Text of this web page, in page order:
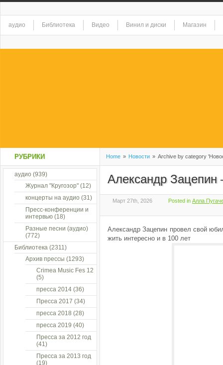
аудио Библиотека Видео Винил и диски Магазин
Home » Новости » Archive by category
Александр
Март 27th, 2026 Posted in Алла
Александр Зацепин провел свой
жить интересно и в 100 лет
РУБРИКИ
аудио (939)
Журнал "Кругозор" (12)
концерты на аудио (31)
Пресс-конференции и
интервью (18)
Разные песни (аудио)
(772)
Библиотека (2311)
Архив прессы (1293)
Crimea Music Fes 12
(5)
пресса 2014 (36)
Пресса 2017 (34)
пресса 2018 (28)
пресса 2019 (40)
Пресса за 2012 год
(41)
Пресса за 2013 год
(19)